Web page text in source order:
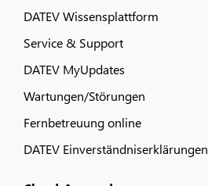
DATEV Wissensplattform
Service & Support
DATEV MyUpdates
Wartungen/Störungen
Fernbetreuung online
DATEV Einverständniserklärungen